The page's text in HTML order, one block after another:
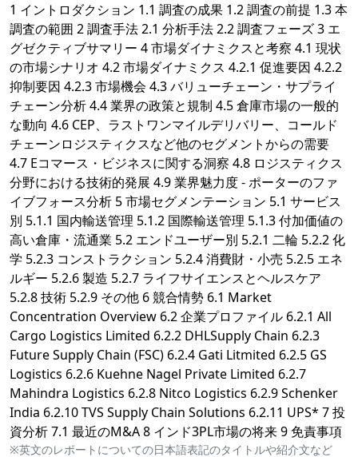
1 イントロダクション 1.1 調査の成果 1.2 調査の前提 1.3 本
調査の範囲 2 調査手法 2.1 分析手法 2.2 調査フェーズ 3 エ
グゼクティブサマリー 4 市場ダイナミクスと考察 4.1 現状
の市場シナリオ 4.2 市場ダイナミクス 4.2.1 促進要因 4.2.2
抑制要因 4.2.3 市場機会 4.3 バリューチェーン・サプライ
チェーン分析 4.4 業界の政策と規制 4.5 倉庫市場の一般的
な動向 4.6 CEP、ラストワンマイルデリバリー、コールド
チェーンロジスティクスなど他のセグメントからの需要
4.7 Eコマース・ビジネスに関する洞察 4.8 ロジスティクス
分野における技術的発展 4.9 業界魅力度 - ポーターのファ
イブフォース分析 5 市場セグメンテーション 5.1 サービス
別 5.1.1 国内輸送管理 5.1.2 国際輸送管理 5.1.3 付加価値の
高い倉庫・流通業 5.2 エンドユーザー別 5.2.1 二輪 5.2.2 化
学 5.2.3 コンストラクション 5.2.4 消費財・小売 5.2.5 エネ
ルギー 5.2.6 製造 5.2.7 ライフサイエンスとヘルスケア
5.2.8 技術 5.2.9 その他 6 競合情勢 6.1 Market
Concentration Overview 6.2 企業プロファイル 6.2.1 All
Cargo Logistics Limited 6.2.2 DHLSupply Chain 6.2.3
Future Supply Chain (FSC) 6.2.4 Gati Litmited 6.2.5 GS
Logistics 6.2.6 Kuehne Nagel Private Limited 6.2.7
Mahindra Logistics 6.2.8 Nitco Logistics 6.2.9 Schenker
India 6.2.10 TVS Supply Chain Solutions 6.2.11 UPS* 7 投
資分析 7.1 最近のM&A 8 インド3PL市場の将来 9 免責事項
※英文のレポートについての日本語表記のタイトルや紹介文など